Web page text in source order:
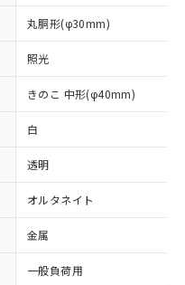
丸胴形(φ30mm)
照光
きのこ 中形(φ40mm)
白
透明
オルタネイト
金属
一般負荷用